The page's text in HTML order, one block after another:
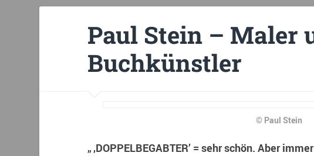
Paul Stein – Maler
Buchkünstler
© Paul Stein
„ ‚DOPPELBEGABTER’ = sehr schön. Aber